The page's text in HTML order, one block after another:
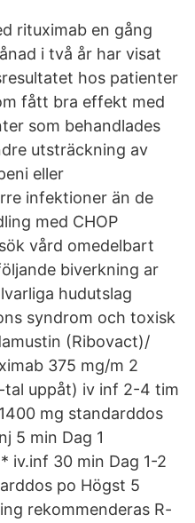
rituximab en gång
i två år har visat
hos patienter
fått bra effekt med
som behandlades
utsträckning av
eller
infektioner än de
med CHOP
vård omedelbart
biverkning ar
hudutslag
syndrom och toxisk
(Ribovact)/
375 mg/m 2
tal uppåt) iv inf 2-4 tim
mg standarddos
5 min Dag 1
iv.inf 30 min Dag 1-2
po Högst 5
rekommenderas R-